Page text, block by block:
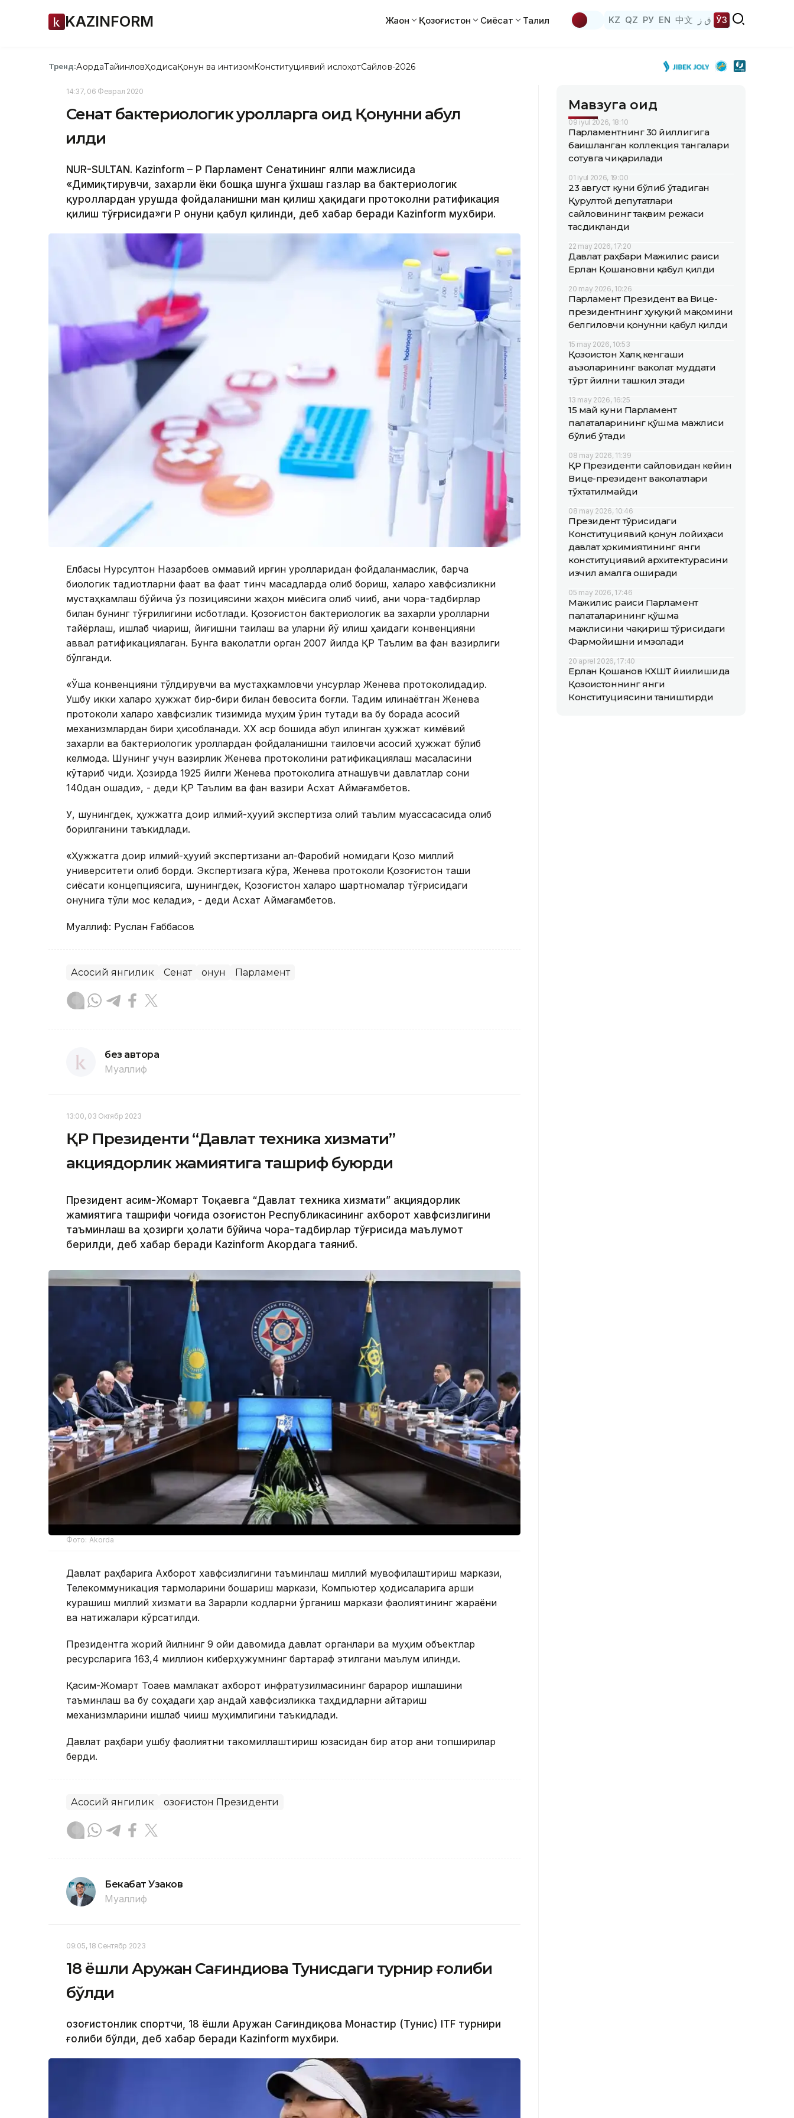
KAZINFORM Жаҳон Қозоғистон Сиёсат Таҳлил KZ QZ РУ EN 中文 ق ز ЎЗ
Тренд:АқордаТайинловҲодисаҚонун ва интизомКонституциявий ислоҳотСайлов-2026
14:37, 06 Феврал 2020
Сенат бактериологик қуролларга оид Қонунни қабул
қилди
NUR-SULTAN. Kazinform – ҚР Парламент Сенатининг ялпи мажлисида
«Димиқтирувчи, захарли ёки бошқа шунга ўхшаш газлар ва бактериологик
қуроллардан урушда фойдаланишни ман қилиш ҳақидаги протоколни ратификация
қилиш тўғрисида»ги ҚР Қонуни қабул қилинди, деб хабар беради Kazinform мухбири.
Елбасы Нурсултон Назарбоев оммавий қирғин қуролларидан фойдаланмаслик, барча
биологик тадқиқотларни фақат ва фақат тинч мақсадларда олиб бориш, халқаро хавфсизликни
мустаҳкамлаш бўйича ўз позициясини жаҳон миқёсига олиб чиқиб, аниқ чора-тадбирлар
билан бунинг тўғрилигини исботлади. Қозоғистон бактериологик ва захарли қуролларни
тайёрлаш, ишлаб чиқариш, йиғишни тақиқлаш ва уларни йўқ қилиш ҳақидаги конвенцияни
аввал ратификациялаган. Бунга ваколатли орган 2007 йилда ҚР Таълим ва фан вазирлиги
бўлганди.
«Ўша конвенцияни тўлдирувчи ва мустаҳкамловчи унсурлар Женева протоколидадир.
Ушбу икки халқаро ҳужжат бир-бири билан бевосита боғлиқ. Тақдим қилинаётган Женева
протоколи халқаро хавфсизлик тизимида муҳим ўрин тутади ва бу борада асосий
механизмлардан бири ҳисобланади. ХХ аср бошида қабул қилинган ҳужжат кимёвий
захарли ва бактериологик қуроллардан фойдаланишни тақиқловчи асосий ҳужжат бўлиб
келмоқда. Шунинг учун вазирлик Женева протоколини ратификациялаш масаласини
кўтариб чиқди. Ҳозирда 1925 йилги Женева протоколига қатнашувчи давлатлар сони
140дан ошади», - деди ҚР Таълим ва фан вазири Асхат Аймағамбетов.
У, шунингдек, ҳужжатга доир илмий-ҳуқуқий экспертиза олий таълим муассасасида олиб
борилганини таъкидлади.
«Ҳужжатга доир илмий-ҳуқуқий экспертизани ал-Фаробий номидаги Қозоқ миллий
университети олиб борди. Экспертизага кўра, Женева протоколи Қозоғистон ташқи
сиёсати концепциясига, шунингдек, Қозоғистон халқаро шартномалар тўғрисидаги
қонунига тўлиқ мос келади», - деди Асхат Аймағамбетов.
Муаллиф: Руслан Ғаббасов
Асосий янгилик Сенат Қонун Парламент
без автора
Муаллиф
13:00, 03 Октябр 2023
ҚР Президенти “Давлат техника хизмати”
акциядорлик жамиятига ташриф буюрди
Президент Қасим-Жомарт Тоқаевга “Давлат техника хизмати” акциядорлик
жамиятига ташрифи чоғида Қозоғистон Республикасининг ахборот хавфсизлигини
таъминлаш ва ҳозирги ҳолати бўйича чора-тадбирлар тўғрисида маълумот
берилди, деб хабар беради Каzinform Акордага таяниб.
Фото: Akorda
Давлат раҳбарига Ахборот хавфсизлигини таъминлаш миллий мувофиқлаштириш маркази,
Телекоммуникация тармоқларини бошқариш маркази, Компьютер ҳодисаларига қарши
курашиш миллий хизмати ва Зарарли кодларни ўрганиш маркази фаолиятининг жараёни
ва натижалари кўрсатилди.
Президентга жорий йилнинг 9 ойи давомида давлат органлари ва муҳим объектлар
ресурсларига 163,4 миллион киберҳужумнинг бартараф этилгани маълум қилинди.
Қасим-Жомарт Тоқаев мамлакат ахборот инфратузилмасининг барқарор ишлашини
таъминлаш ва бу соҳадаги ҳар қандай хавфсизликка таҳдидларни қайтариш
механизмларини ишлаб чиқиш муҳимлигини таъкидлади.
Давлат раҳбари ушбу фаолиятни такомиллаштириш юзасидан бир қатор аниқ топшириқлар
берди.
Асосий янгилик Қозоғистон Президенти
Бекабат Узаков
Муаллиф
09:05, 18 Сентябр 2023
18 ёшли Аружан Сағиндиқова Тунисдаги турнир ғолиби
бўлди
Қозоғистонлик спортчи, 18 ёшли Аружан Сағиндиқова Монастир (Тунис) ITF турнири
ғолиби бўлди, деб хабар беради Каzinform мухбири.
Мавзуга оид
09 iyul 2026, 18:10
Парламентнинг 30 йиллигига
бағишланган коллекция тангалари
сотувга чиқарилади
01 iyul 2026, 19:00
23 август куни бўлиб ўтадиган
Қурултой депутатлари
сайловининг тақвим режаси
тасдиқланди
22 may 2026, 17:20
Давлат раҳбари Мажилис раиси
Ерлан Қошановни қабул қилди
20 may 2026, 10:26
Парламент Президент ва Вице-
президентнинг ҳуқуқий мақомини
белгиловчи қонунни қабул қилди
15 may 2026, 10:53
Қозоғистон Халқ кенгаши
аъзоларининг ваколат муддати
тўрт йилни ташкил этади
13 may 2026, 16:25
15 май куни Парламент
палаталарининг қўшма мажлиси
бўлиб ўтади
08 may 2026, 11:39
ҚР Президенти сайловидан кейин
Вице-президент ваколатлари
тўхтатилмайди
08 may 2026, 10:46
Президент тўғрисидаги
Конституциявий қонун лойиҳаси
давлат ҳокимиятининг янги
конституциявий архитектурасини
изчил амалга оширади
05 may 2026, 17:46
Мажилис раиси Парламент
палаталарининг қўшма
мажлисини чақириш тўғрисидаги
Фармойишни имзолади
20 aprel 2026, 17:40
Ерлан Қошанов КХШТ йиғилишида
Қозоғистоннинг янги
Конституциясини таништирди